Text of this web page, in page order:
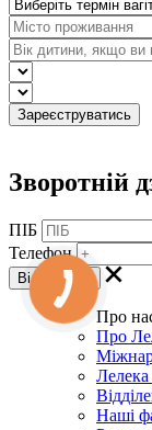
Зворотній
ПІБ
Телефон
Про
Про
Наші